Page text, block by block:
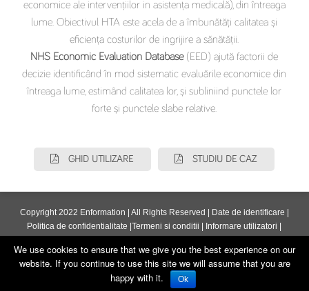
economice ale intervențiilor in asistența medicală), din întreaga
lume. Obiectivul HTA este acela de a îmbunătăți calitatea și
eficiența costurilor de ingrijire a sănătății.
NHS Economic Evaluation Database(EED) ajută factorii de
decizie identificând în mod sistematic evaluările economice din
întreaga lume, estimând calitatea lor, și subliniind punctele lor
forte și punctele slabe relative.
GHID UTILIZARE STUDIU DE CAZ
Copyright 2022 Enformation | All Rights Reserved | Date de identificare |
Politica de confidentialitate |Termeni si conditii | Informare utilizatori |
We use cookies to ensure that we give you the best experience on our
website. If you continue to use this site we will assume that you are
happy with it.
Ok